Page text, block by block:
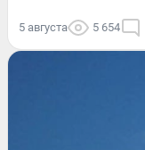
5 августа 5 654